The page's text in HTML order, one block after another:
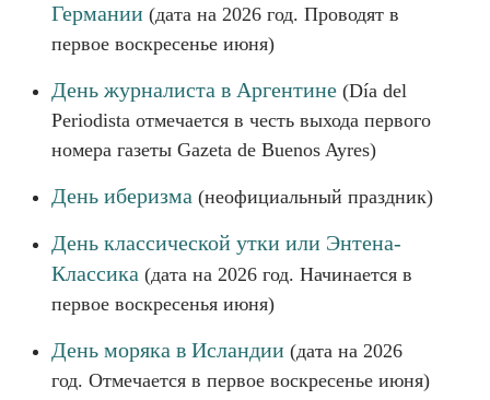
Германии (дата на 2026 год. Проводят в
первое воскресенье июня)
День журналиста в Аргентине (Día del
Periodista отмечается в честь выхода первого
номера газеты Gazeta de Buenos Ayres)
День иберизма (неофициальный праздник)
День классической утки или Энтена-
Классика (дата на 2026 год. Начинается в
первое воскресенья июня)
День моряка в Исландии (дата на 2026
год. Отмечается в первое воскресенье июня)